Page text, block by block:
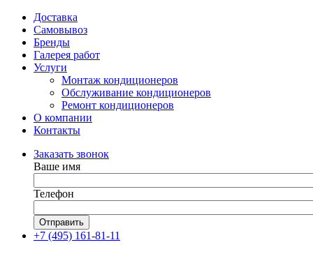
Доставка
Самовывоз
Бренды
Галерея работ
Услуги
Монтаж кондиционеров
Обслуживание кондиционеров
Ремонт кондиционеров
О компании
Контакты
Заказать звонок
Ваше имя
Телефон
Отправить
+7 (495) 161-81-11